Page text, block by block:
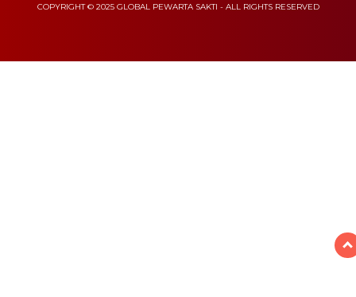
COPYRIGHT © 2025 GLOBAL PEWARTA SAKTI - ALL RIGHTS RESERVED